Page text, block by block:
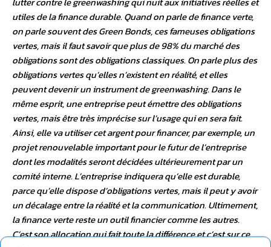
utiles de la finance durable. Quand on parle de finance verte,
on parle souvent des Green Bonds, ces fameuses obligations
vertes, mais il faut savoir que plus de 98% du marché des
obligations sont des obligations classiques. On parle plus des
obligations vertes qu’elles n’existent en réalité, et elles
peuvent devenir un instrument de greenwashing. Dans le
même esprit, une entreprise peut émettre des obligations
vertes, mais être très imprécise sur l’usage qui en sera fait.
Ainsi, elle va utiliser cet argent pour financer, par exemple, un
projet renouvelable important pour le futur de l’entreprise
dont les modalités seront décidées ultérieurement par un
comité interne. L’entreprise indiquera qu’elle est durable,
parce qu’elle dispose d’obligations vertes, mais il peut y avoir
un décalage entre la réalité et la communication. Ultimement,
la finance verte reste un outil financier comme les autres.
C’est son allocation qui fait toute la différence et c’est sur ce